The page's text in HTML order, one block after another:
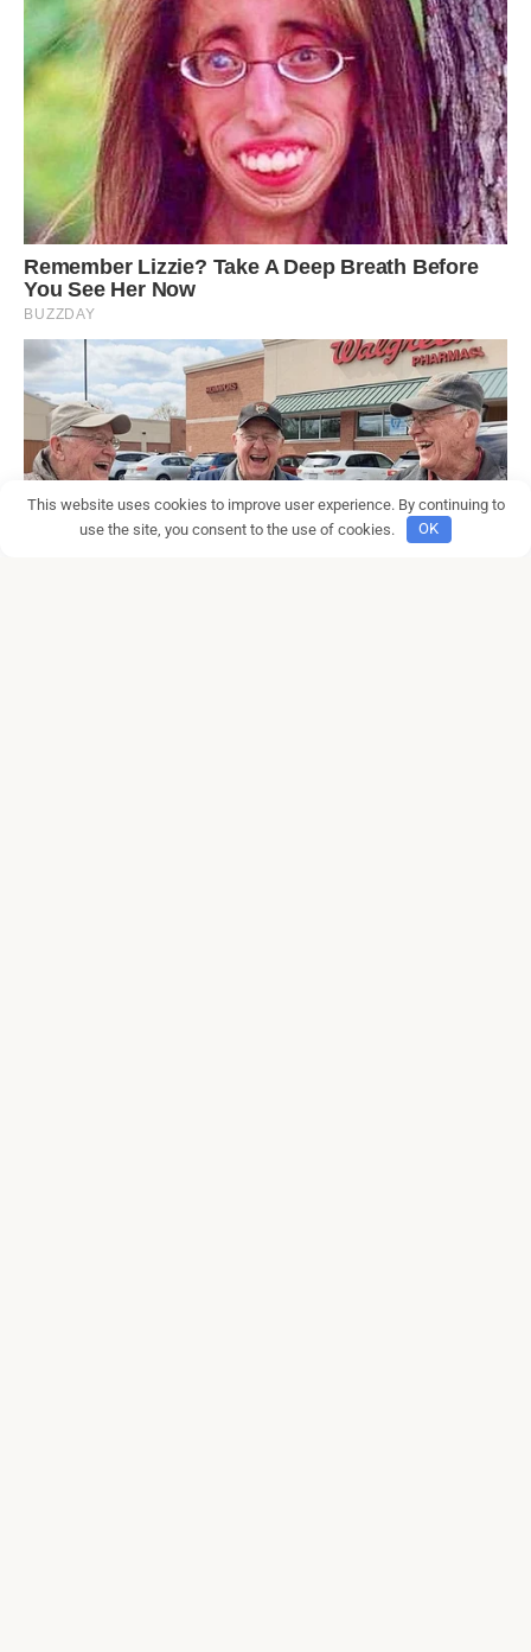
This website uses cookies to improve user experience. By continuing to
use the site, you consent to the use of cookies.
OK